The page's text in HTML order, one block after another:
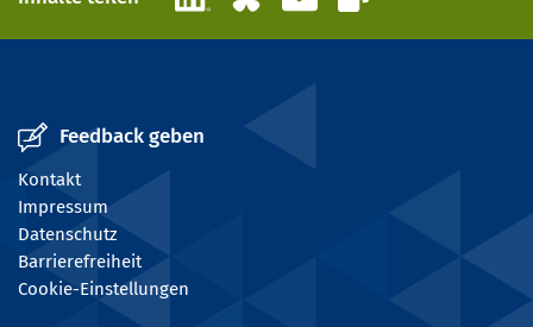
Link kopieren
Feedback geben
Kontakt
Impressum
Datenschutz
Barrierefreiheit
Cookie-Einstellungen